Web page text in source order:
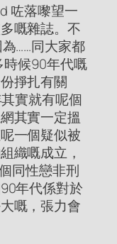
咗落嚟望一
嘅雜誌。不
……同大家都
時候90年代嘅
掙扎有關
實就有呢個
其實一定搵
一個疑似被
織嘅成立，
同性戀非刑
年代係對於
嘅，張力會